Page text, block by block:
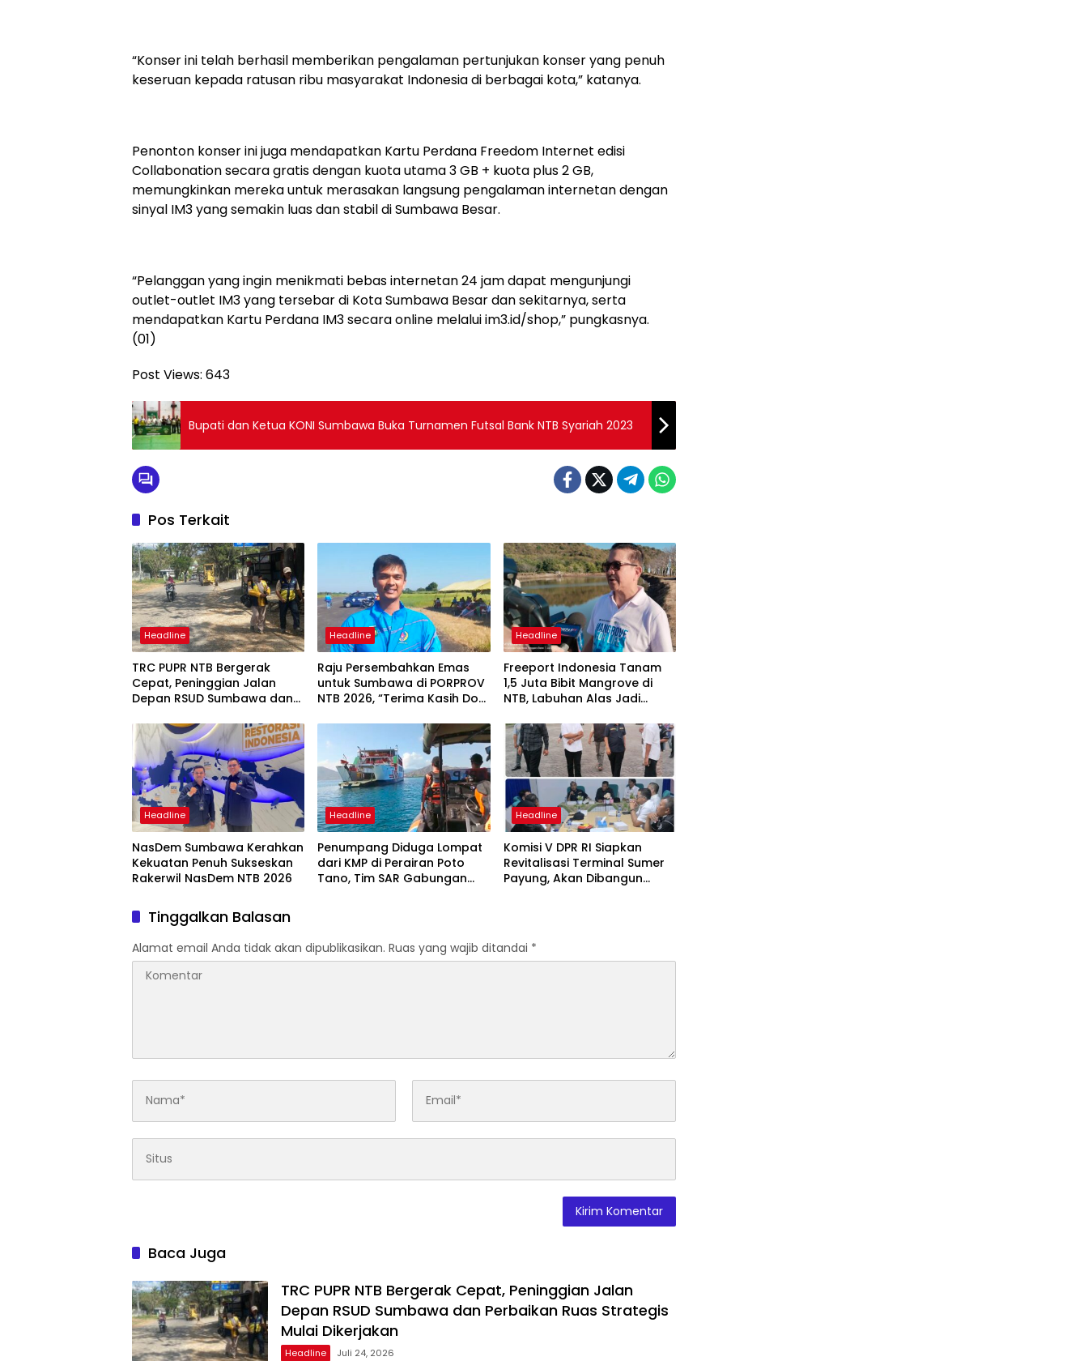
“Konser ini telah berhasil memberikan pengalaman pertunjukan konser yang penuh
keseruan kepada ratusan ribu masyarakat Indonesia di berbagai kota,” katanya.
Penonton konser ini juga mendapatkan Kartu Perdana Freedom Internet edisi
Collabonation secara gratis dengan kuota utama 3 GB + kuota plus 2 GB,
memungkinkan mereka untuk merasakan langsung pengalaman internetan dengan
sinyal IM3 yang semakin luas dan stabil di Sumbawa Besar.
“Pelanggan yang ingin menikmati bebas internetan 24 jam dapat mengunjungi
outlet-outlet IM3 yang tersebar di Kota Sumbawa Besar dan sekitarnya, serta
mendapatkan Kartu Perdana IM3 secara online melalui im3.id/shop,” pungkasnya.
(01)
Post Views: 643
Bupati dan Ketua KONI Sumbawa Buka Turnamen Futsal Bank NTB Syariah 2023
Pos Terkait
Headline
TRC PUPR NTB Bergerak
Cepat, Peninggian Jalan
Depan RSUD Sumbawa dan
Mulai Dikerjakan
Headline
Raju Persembahkan Emas
untuk Sumbawa di PORPROV
NTB 2026, “Terima Kasih Doa
Headline
Freeport Indonesia Tanam
1,5 Juta Bibit Mangrove di
NTB, Labuhan Alas Jadi
Nasional
Headline
NasDem Sumbawa Kerahkan
Kekuatan Penuh Sukseskan
Rakerwil NasDem NTB 2026
Headline
Penumpang Diduga Lompat
dari KMP di Perairan Poto
Tano, Tim SAR Gabungan
Headline
Komisi V DPR RI Siapkan
Revitalisasi Terminal Sumer
Payung, Akan Dibangun
Tinggalkan Balasan
Alamat email Anda tidak akan dipublikasikan. Ruas yang wajib ditandai *
Baca Juga
TRC PUPR NTB Bergerak Cepat, Peninggian Jalan
Depan RSUD Sumbawa dan Perbaikan Ruas Strategis
Mulai Dikerjakan
Headline Juli 24, 2026